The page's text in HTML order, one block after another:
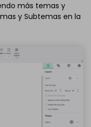
más temas y
y Subtemas en la